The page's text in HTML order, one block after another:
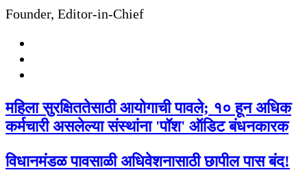
Founder, Editor-in-Chief
महिला सुरक्षिततेसाठी आयोगाची पावले; १० हून अधिक
कर्मचारी असलेल्या संस्थांना 'पॉश' ऑडिट बंधनकारक
विधानमंडळ पावसाळी अधिवेशनासाठी छापील पास बंद!